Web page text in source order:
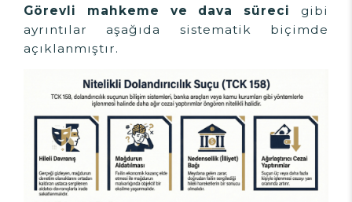
Görevli mahkeme ve dava süreci gibi
ayrıntılar aşağıda sistematik biçimde
açıklanmıştır.